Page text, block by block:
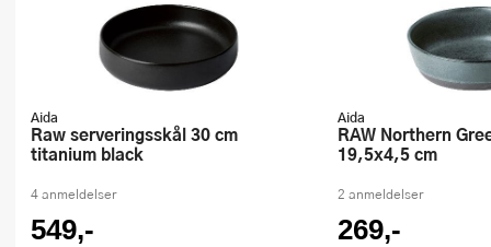
Aida
Raw serveringsskål 30 cm
titanium black
4 anmeldelser
549,-
Aida
RAW Northern Green skål
19,5x4,5 cm
2 anmeldelser
269,-